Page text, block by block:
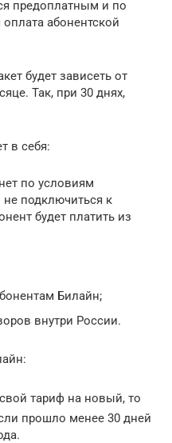
предоплатным и по
абонентской
будет зависеть от
Так, при 30 днях,
в себя:
по условиям
подключиться к
будет платить из
Билайн;
внутри России.
тариф на новый, то
прошло менее 30 дней